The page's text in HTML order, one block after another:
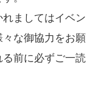
ましてはイベン
々な御協力をお願
前に必ずご一読